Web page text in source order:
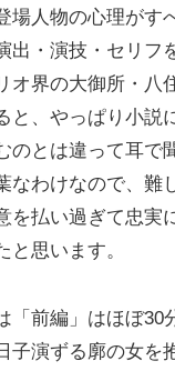
人物の心理がす
出・演技・セリフ
オ界の大御所・八
、やっぱり小説
とは違って耳で
わけなので、難
を払い過ぎて忠実
思います。
前編」はほぼ30
演ずる廓の女を